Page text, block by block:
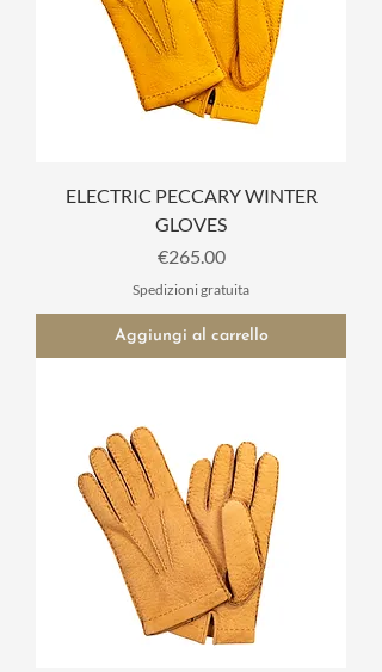
ELECTRIC PECCARY WINTER
GLOVES
Prezzo
€265.00
Spedizioni gratuita
Aggiungi al carrello